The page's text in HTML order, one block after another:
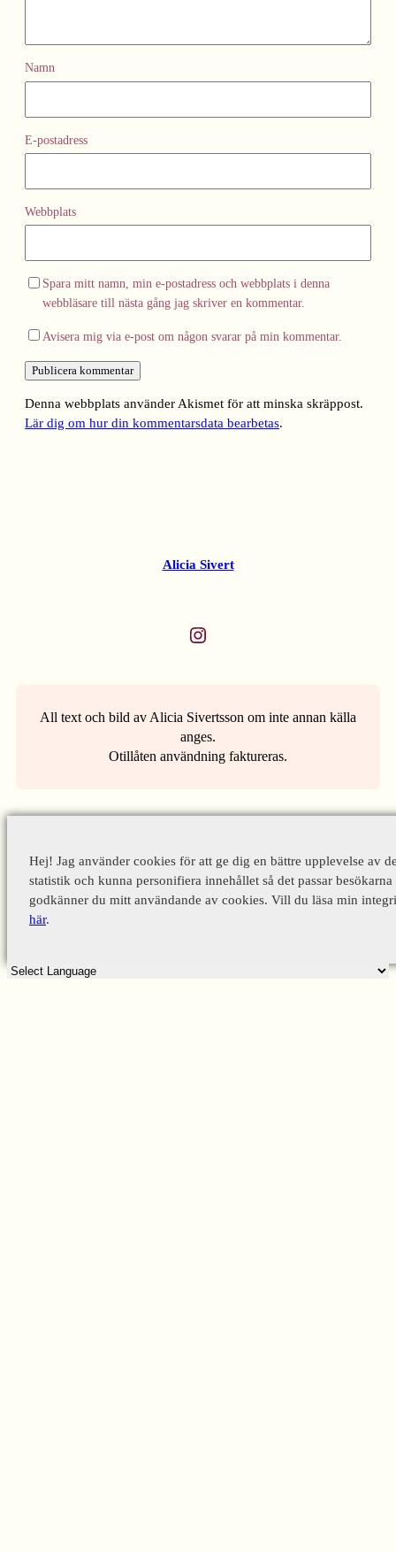
Namn
E-postadress
Webbplats
Spara mitt namn, min e-postadress och webbplats i denna
webbläsare till nästa gång jag skriver en kommentar.
Avisera mig via e-post om någon svarar på min kommentar.
Denna webbplats använder Akismet för att minska skräppost.
Lär dig om hur din kommentarsdata bearbetas.
Alicia Sivert
Instagram
All text och bild av Alicia Sivertsson om inte annan källa
anges.
Otillåten användning faktureras.
Hej! Jag använder cookies för att ge dig en bättre upplevelse av
statistik och kunna personifiera innehållet så det passar
godkänner du mitt användande av cookies. Vill du läsa min
här.